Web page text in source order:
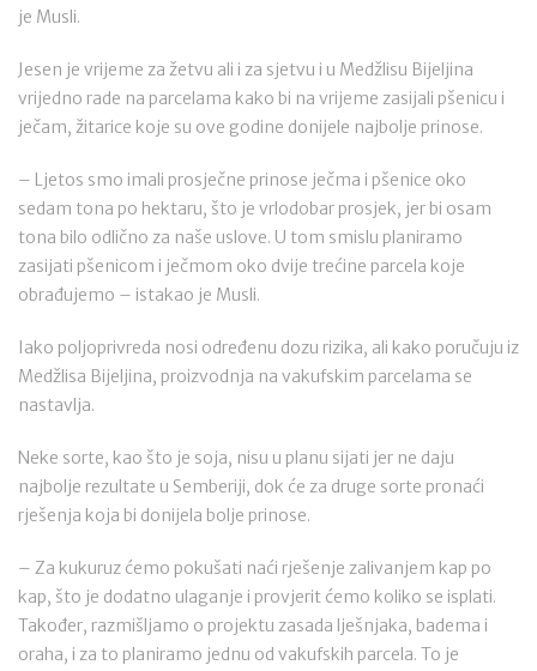
je Musli.
Jesen je vrijeme za žetvu ali i za sjetvu i u Medžlisu Bijeljina
vrijedno rade na parcelama kako bi na vrijeme zasijali pšenicu i
ječam, žitarice koje su ove godine donijele najbolje prinose.
– Ljetos smo imali prosječne prinose ječma i pšenice oko
sedam tona po hektaru, što je vrlodobar prosjek, jer bi osam
tona bilo odlično za naše uslove. U tom smislu planiramo
zasijati pšenicom i ječmom oko dvije trećine parcela koje
obrađujemo – istakao je Musli.
Iako poljoprivreda nosi određenu dozu rizika, ali kako poručuju iz
Medžlisa Bijeljina, proizvodnja na vakufskim parcelama se
nastavlja.
Neke sorte, kao što je soja, nisu u planu sijati jer ne daju
najbolje rezultate u Semberiji, dok će za druge sorte pronaći
rješenja koja bi donijela bolje prinose.
– Za kukuruz ćemo pokušati naći rješenje zalivanjem kap po
kap, što je dodatno ulaganje i provjerit ćemo koliko se isplati.
Također, razmišljamo o projektu zasada lješnjaka, badema i
oraha, i za to planiramo jednu od vakufskih parcela. To je